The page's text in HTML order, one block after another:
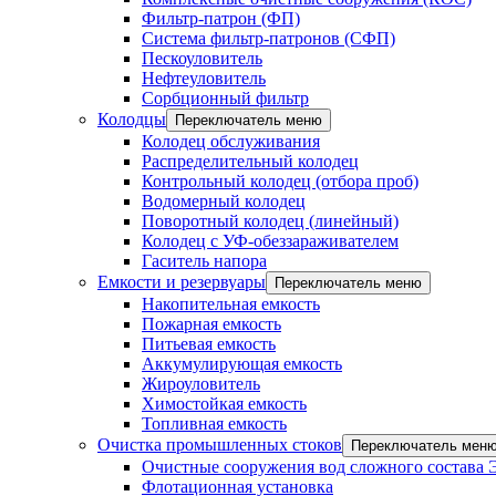
Фильтр-патрон (ФП)
Система фильтр-патронов (СФП)
Пескоуловитель
Нефтеуловитель
Сорбционный фильтр
Колодцы
Переключатель меню
Колодец обслуживания
Распределительный колодец
Контрольный колодец (отбора проб)
Водомерный колодец
Поворотный колодец (линейный)
Колодец с УФ-обеззараживателем
Гаситель напора
Емкости и резервуары
Переключатель меню
Накопительная емкость
Пожарная емкость
Питьевая емкость
Аккумулирующая емкость
Жироуловитель
Химостойкая емкость
Топливная емкость
Очистка промышленных стоков
Переключатель
Очистные сооружения вод сложного
Флотационная установка